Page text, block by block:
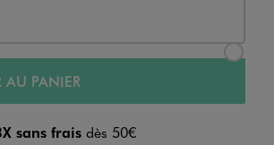
AU PANIER
sans fraisdès 50€